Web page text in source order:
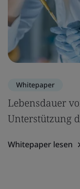
Whitepaper
Lebensdauer
Unterstützung
Whitepaper lesen